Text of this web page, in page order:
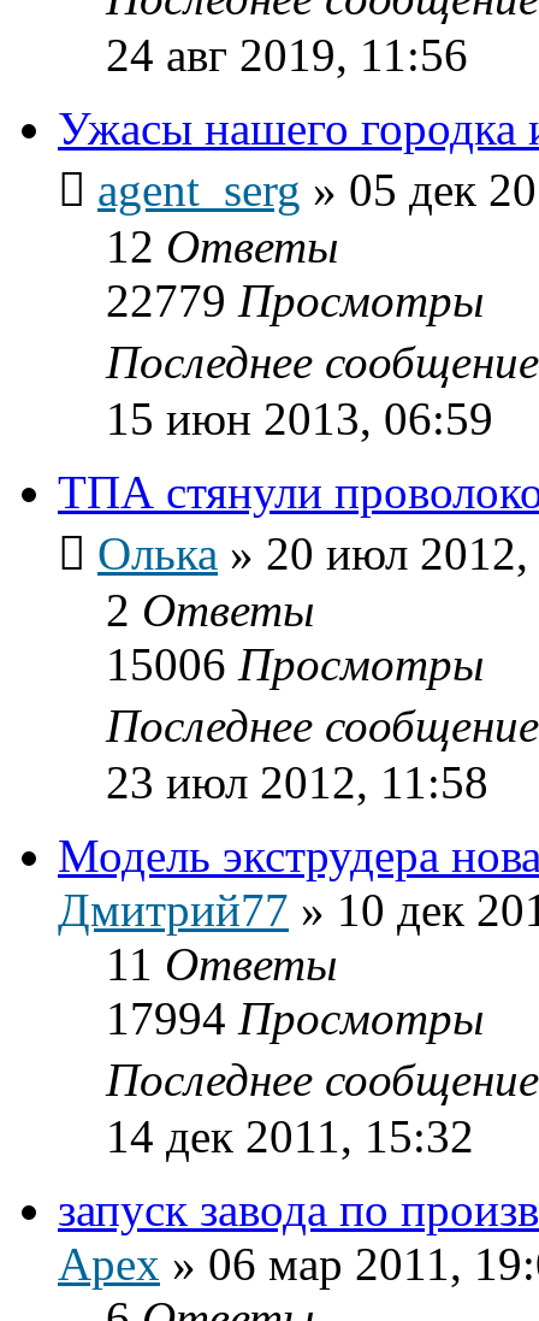
24 авг 2019, 11:56
Ужасы нашего городка
agent_serg » 05 дек
12 Ответы
22779 Просмотры
Последнее
15 июн 2013, 06:59
ТПА стянули
Олька » 20 июл 2012,
2 Ответы
15006 Просмотры
Последнее
23 июл 2012, 11:58
Модель экструдера
Дмитрий77 » 10 дек
11 Ответы
17994 Просмотры
Последнее
14 дек 2011, 15:32
запуск завода по
Apex » 06 мар 2011,